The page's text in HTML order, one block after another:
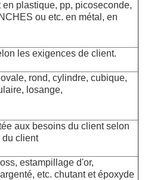
en plastique, pp, picoseconde,
ou etc. en métal, en
les exigences de client.
rond, cylindre, cubique,
losange,
aux besoins du client selon
du client
estampillage d'or,
etc. chutant etépoxyde